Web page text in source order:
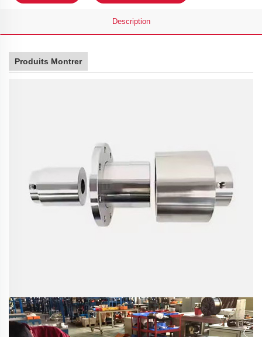
Description
Produits Montrer